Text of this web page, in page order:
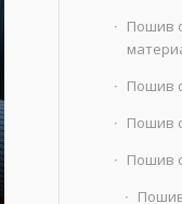
Пошив
Пошив
Пошив
Пошив